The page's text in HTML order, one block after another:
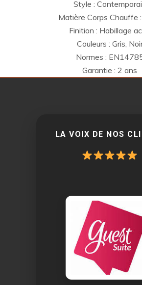
Style :
Matière Corps Chauffe
Finition : Habillage
Couleurs : Gris,
Normes :
Garantie : 2 ans
LA VOIX DE NOS